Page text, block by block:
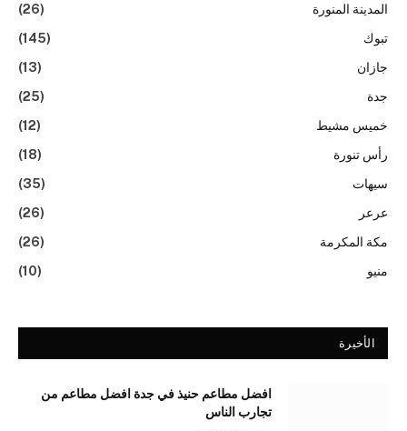
المدينة المنورة
(26)
تبوك
(145)
جازان
(13)
جدة
(25)
خميس مشيط
(12)
رأس تنورة
(18)
سيهات
(35)
عرعر
(26)
مكة المكرمة
(26)
منيو
(10)
الأخيرة
افضل مطاعم حنيذ في جدة افضل مطاعم من
تجارب الناس